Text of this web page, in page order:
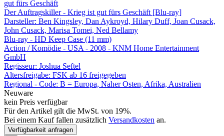
Der Auftragskiller - Krieg ist gut fürs Geschäft [Blu-ray]
Darsteller: Ben Kingsley, Dan Aykroyd, Hilary Duff, Joan Cusack,
John Cusack, Marisa Tomei, Ned Bellamy
Blu-ray - HD Keep Case (11 mm)
Action / Komödie - USA - 2008 - KNM Home Entertainment
GmbH
Regisseur: Joshua Seftel
Altersfreigabe: FSK ab 16 freigegeben
Regional - Code: B = Europa, Naher Osten, Afrika, Australien
Neuware
kein Preis verfügbar
Für den Artikel gilt die MwSt. von 19%.
Bei einem Kauf fallen zusätzlich Versandkosten an.
Verfügbarkeit anfragen